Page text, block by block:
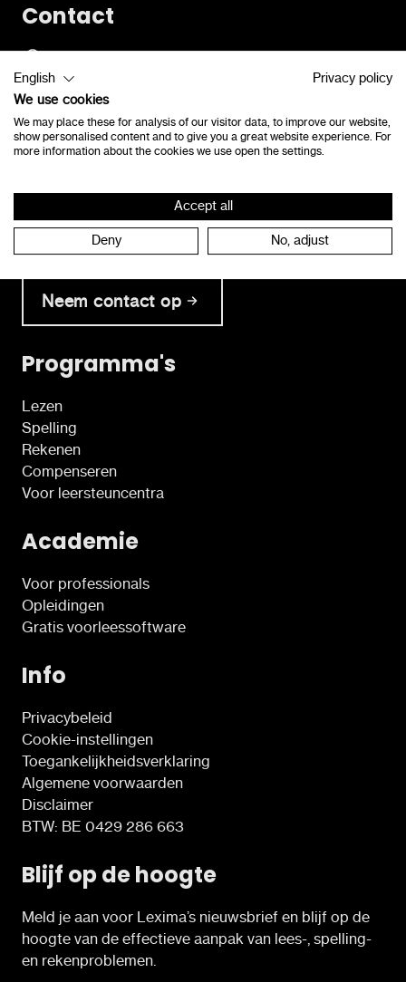
Contact
8490 Jabbeke
consulenten@lexima.be
+32 50 40 47 41
Neem tijdens de kantooruren rechtstreeks contact
op met onze klantendienst.
Neem contact op
Programma's
Lezen
Spelling
Rekenen
Compenseren
Voor leersteuncentra
Academie
Voor professionals
Opleidingen
Gratis voorleessoftware
Info
Privacybeleid
Cookie-instellingen
Toegankelijkheidsverklaring
Algemene voorwaarden
Disclaimer
BTW: BE 0429 286 663
Blijf op de hoogte
Meld je aan voor Lexima’s nieuwsbrief en blijf op de
hoogte van de effectieve aanpak van lees-, spelling-
en rekenproblemen.
English
Privacy policy
We use cookies
We may place these for analysis of our visitor data, to improve our website,
show personalised content and to give you a great website experience. For
more information about the cookies we use open the settings.
Accept all
Deny No, adjust